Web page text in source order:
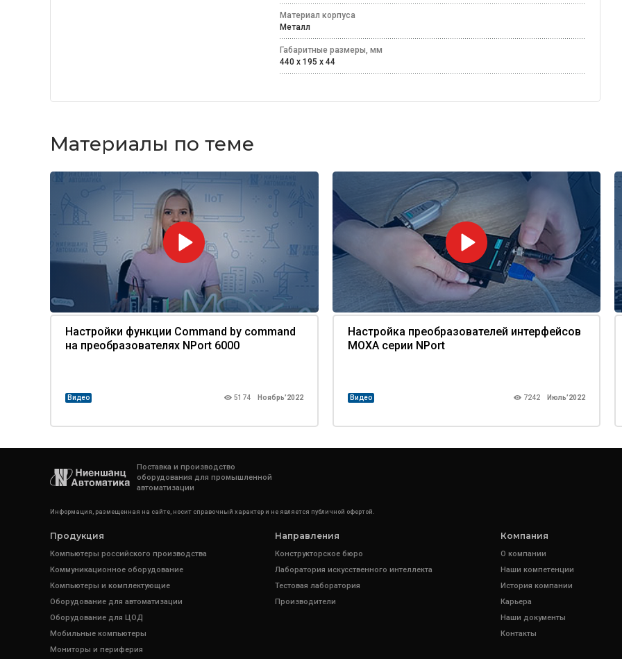
Материал корпуса
Металл
Габаритные размеры, мм
440 х 195 х 44
Материалы по теме
Настройки функции Command by command
на преобразователях NPort 6000
Видео 5174 Ноябрь’2022
Настройка преобразователей интерфейсов
MOXA серии NPort
Видео 7242 Июль’2022
Поставка и производство
оборудования для промышленной
автоматизации
Информация, размещенная на сайте, носит справочный характер и не является публичной офертой.
Продукция
Компьютеры российского производства
Коммуникационное оборудование
Компьютеры и комплектующие
Оборудование для автоматизации
Оборудование для ЦОД
Мобильные компьютеры
Мониторы и периферия
Направления
Конструкторское бюро
Лаборатория искусственного интеллекта
Тестовая лаборатория
Производители
Компания
О компании
Наши компетенции
История компании
Карьера
Наши документы
Контакты